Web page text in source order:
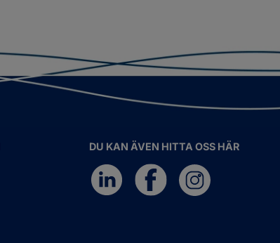
DU KAN ÄVEN HITTA OSS HÄR